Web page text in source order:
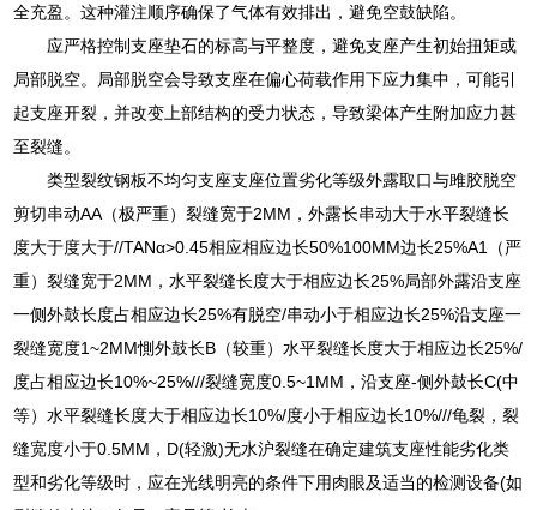
全充盈。这种灌注顺序确保了气体有效排出，避免空鼓缺陷。
应严格控制支座垫石的标高与平整度，避免支座产生初始扭矩或
局部脱空。局部脱空会导致支座在偏心荷载作用下应力集中，可能引
起支座开裂，并改变上部结构的受力状态，导致梁体产生附加应力甚
至裂缝。
类型裂纹钢板不均匀支座支座位置劣化等级外露取口与雎胶脱空
剪切串动AA（极严重）裂缝宽于2MM，外露长串动大于水平裂缝长
度大于度大于//TANα>0.45相应相应边长50%100MM边长25%A1（严
重）裂缝宽于2MM，水平裂缝长度大于相应边长25%局部外露沿支座
一侧外鼓长度占相应边长25%有脱空/串动小于相应边长25%沿支座一
裂缝宽度1~2MM惻外鼓长B（较重）水平裂缝长度大于相应边长25%/
度占相应边长10%~25%///裂缝宽度0.5~1MM，沿支座-侧外鼓长C(中
等）水平裂缝长度大于相应边长10%/度小于相应边长10%///龟裂，裂
缝宽度小于0.5MM，D(轻激)无水沪裂缝在确定建筑支座性能劣化类
型和劣化等级时，应在光线明亮的条件下用肉眼及适当的检测设备(如